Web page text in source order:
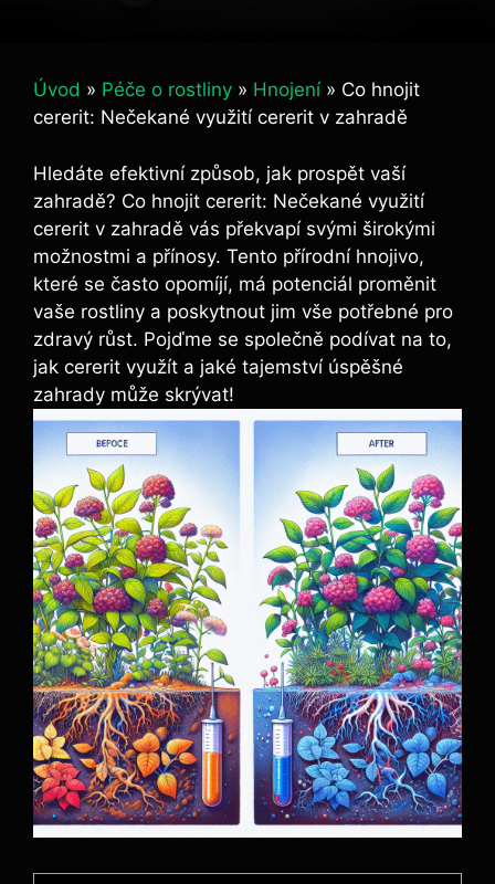
Úvod » Péče o rostliny » Hnojení » Co hnojit
cererit: Nečekané využití cererit v zahradě
Hledáte‍ efektivní ⁢způsob, jak prospět vaší⁣
zahradě? Co hnojit cererit: ⁢Nečekané využití
cererit v zahradě vás překvapí svými širokými
možnostmi a ⁢přínosy. Tento přírodní hnojivo,
‌které se ⁣často opomíjí, má⁢ potenciál proměnit
vaše rostliny a poskytnout jim vše potřebné pro
zdravý růst. Pojďme se společně podívat na to,
jak cererit využít a jaké tajemství úspěšné
zahrady může skrývat!